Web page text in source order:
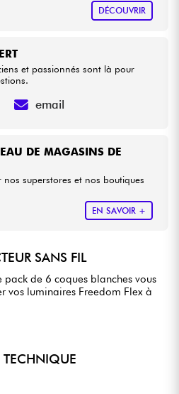
DÉCOUVRIR
DE MAGASINS DE
nos superstores et nos boutiques
EN SAVOIR +
et passionnés sont là pour
email
SANS FIL
de 6 coques blanches vous
vos luminaires Freedom Flex à
TECHNIQUE